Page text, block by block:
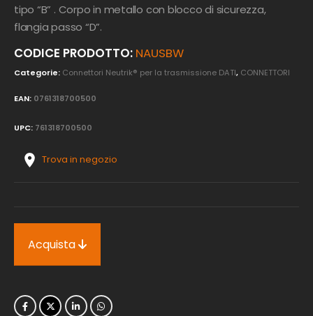
tipo “B” . Corpo in metallo con blocco di sicurezza,
flangia passo “D”.
CODICE PRODOTTO: NAUSBW
Categorie: Connettori Neutrik® per la trasmissione DATI, CONNETTORI
EAN: 0761318700500
UPC: 761318700500
Trova in negozio
Acquista